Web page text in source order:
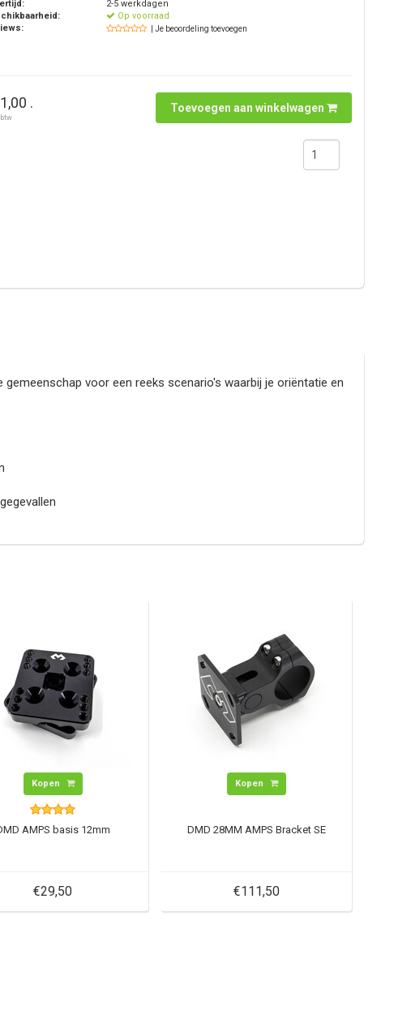
2-5 werkdagen
Op voorraad
| Je beoordeling toevoegen
.
btw
Toevoegen aan winkelwagen
voor een reeks scenario's waarbij je oriëntatie en
Kopen
AMPS basis 12mm
€29,50
Kopen
DMD 28MM AMPS Bracket SE
€111,50